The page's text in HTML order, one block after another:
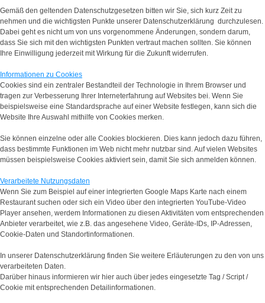
Gemäß den geltenden Datenschutzgesetzen bitten wir Sie, sich kurz Zeit zu
nehmen und die wichtigsten Punkte unserer Datenschutzerklärung durchzulesen.
Dabei geht es nicht um von uns vorgenommene Änderungen, sondern darum,
dass Sie sich mit den wichtigsten Punkten vertraut machen sollten. Sie können
Ihre Einwilligung jederzeit mit Wirkung für die Zukunft widerrufen.
Informationen zu Cookies
Cookies sind ein zentraler Bestandteil der Technologie in Ihrem Browser und
tragen zur Verbesserung Ihrer Interneterfahrung auf Websites bei. Wenn Sie
beispielsweise eine Standardsprache auf einer Website festlegen, kann sich die
Website Ihre Auswahl mithilfe von Cookies merken.
Sie können einzelne oder alle Cookies blockieren. Dies kann jedoch dazu führen,
dass bestimmte Funktionen im Web nicht mehr nutzbar sind. Auf vielen Websites
müssen beispielsweise Cookies aktiviert sein, damit Sie sich anmelden können.
Verarbeitete Nutzungsdaten
Wenn Sie zum Beispiel auf einer integrierten Google Maps Karte nach einem
Restaurant suchen oder sich ein Video über den integrierten YouTube-Video
Player ansehen, werdem Informationen zu diesen Aktivitäten vom entsprechenden
Anbieter verarbeitet, wie z.B. das angesehene Video, Geräte-IDs, IP-Adressen,
Cookie-Daten und Standortinformationen.
In unserer Datenschutzerklärung finden Sie weitere Erläuterungen zu den von uns
verarbeiteten Daten.
Darüber hinaus informieren wir hier auch über jedes eingesetzte Tag / Script /
Cookie mit entsprechenden Detailinformationen.